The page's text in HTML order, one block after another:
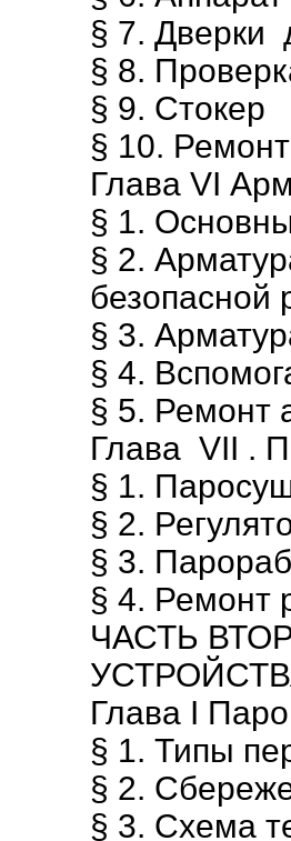
§ 7. Дверки
§ 8.
§ 9. Стокер
§ 10.
Глава VI
§ 1.
§ 2.
безопасной
§ 3.
§ 4.
§ 5. Ремонт
Глава VII .
§ 1.
§ 2.
§ 3.
§ 4. Ремонт
ЧАСТЬ
Глава I
§ 1. Типы
§ 2.
§ 3. Схема